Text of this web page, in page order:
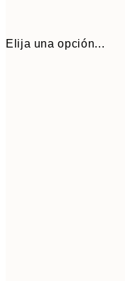
Elija una opción...